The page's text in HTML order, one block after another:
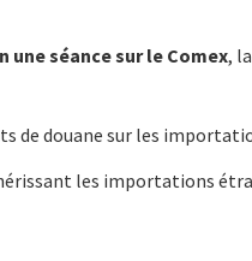
une séance sur le Comex,
de douane sur les
les importations